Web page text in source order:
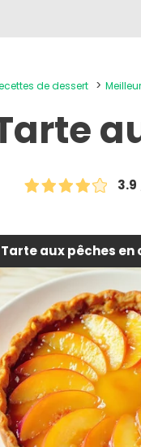
de dessert
3.9
Tarte aux pêches en